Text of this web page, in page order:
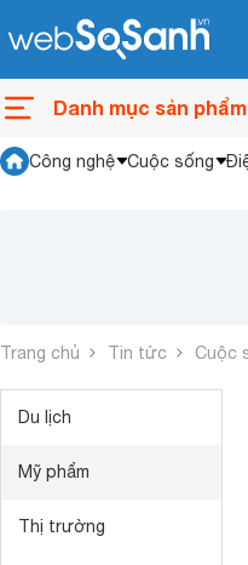
Danh mục sản phẩm
Công nghệ Cuộc sống
Trang chủ Tin tức Cuộc
Du lịch
Mỹ phẩm
Thị trường